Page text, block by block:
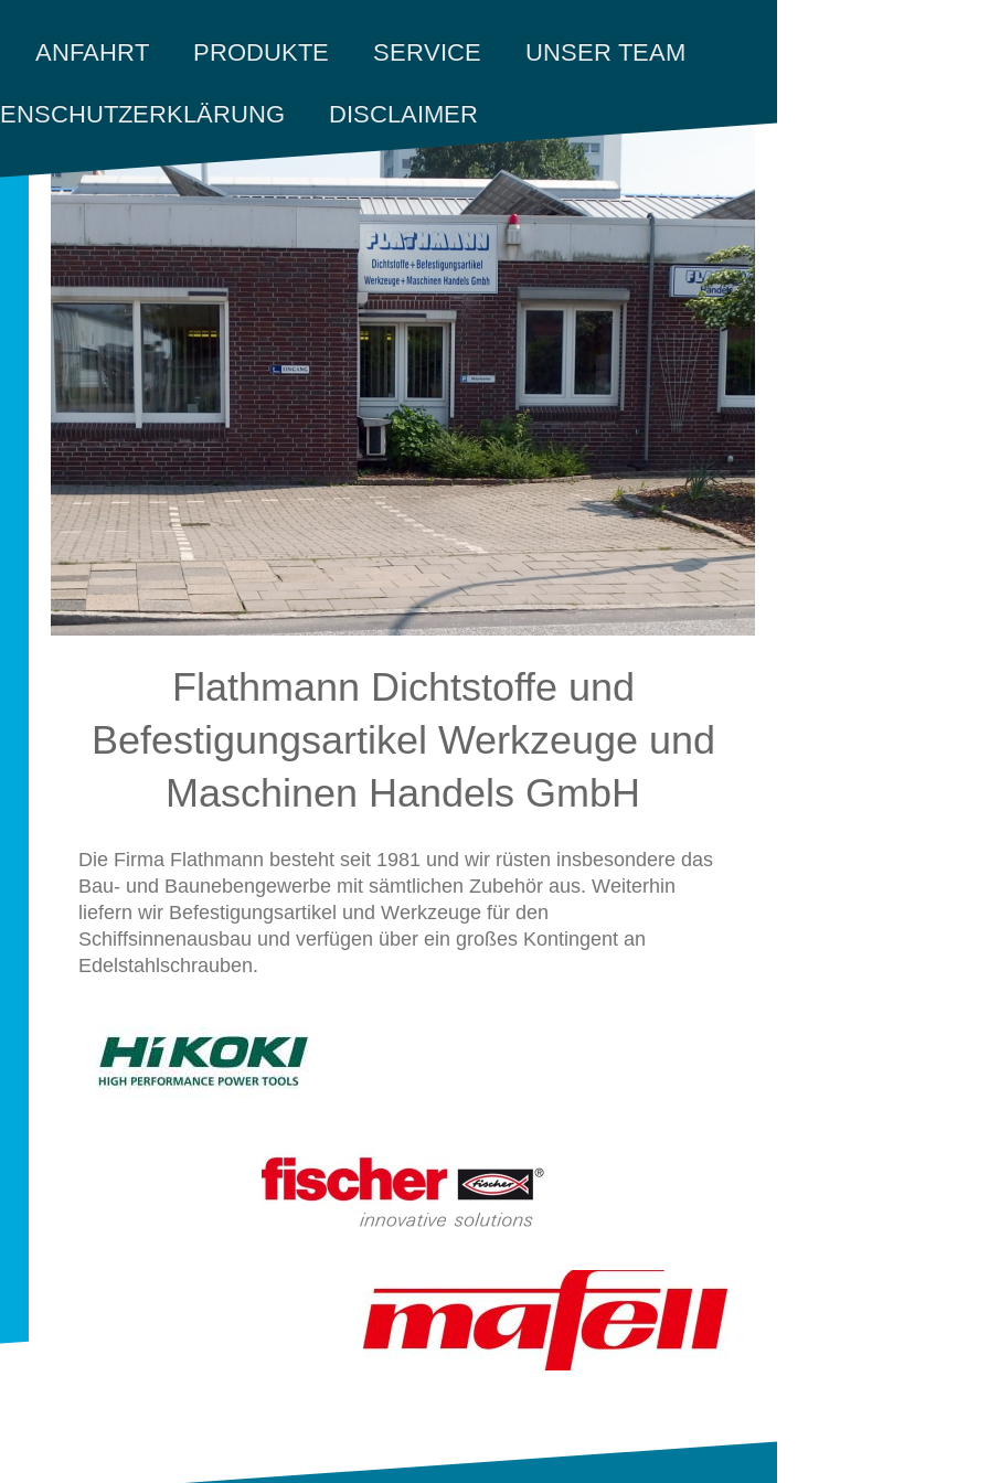
ANFAHRT PRODUKTE SERVICE UNSER TEAM
DISCLAIMER
Flathmann Dichtstoffe und
Befestigungsartikel Werkzeuge und
Maschinen Handels GmbH
Die Firma Flathmann besteht seit 1981 und wir rüsten insbesondere das
Bau- und Baunebengewerbe mit sämtlichen Zubehör aus. Weiterhin
liefern wir Befestigungsartikel und Werkzeuge für den
Schiffsinnenausbau und verfügen über ein großes Kontingent an
Edelstahlschrauben.